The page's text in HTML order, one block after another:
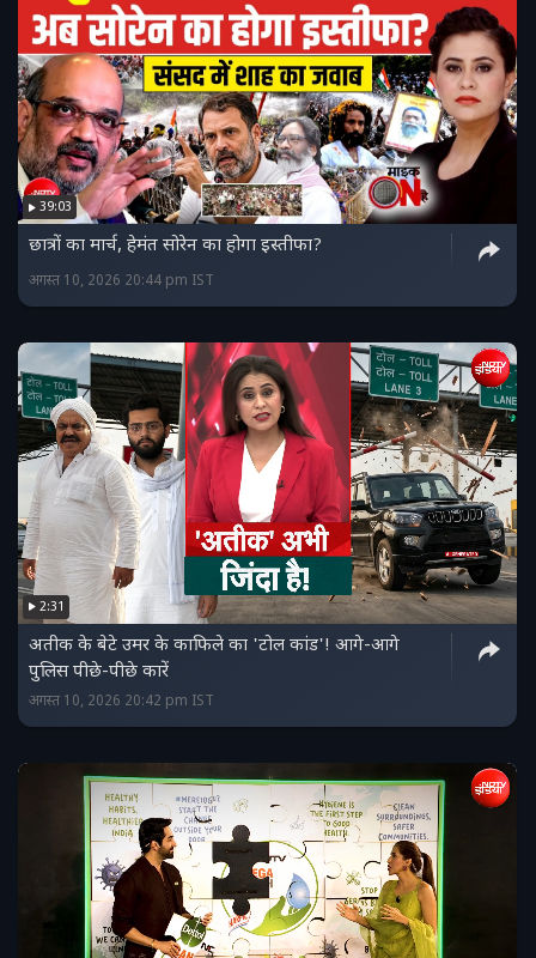
39:03
छात्रों का मार्च, हेमंत सोरेन का होगा इस्तीफा?
अगस्त 10, 2026 20:44 pm IST
2:31
अतीक के बेटे उमर के काफिले का 'टोल कांड'! आगे-आगे
पुलिस पीछे-पीछे कारें
अगस्त 10, 2026 20:42 pm IST